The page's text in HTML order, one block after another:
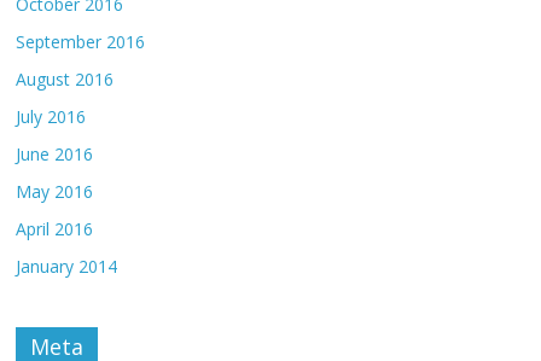
September 2016
August 2016
July 2016
June 2016
May 2016
April 2016
January 2014
Meta